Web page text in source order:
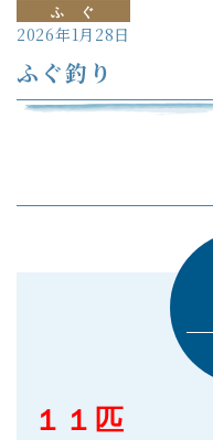
ふ ぐ
2026年1月28日
ふぐ釣り
１１匹